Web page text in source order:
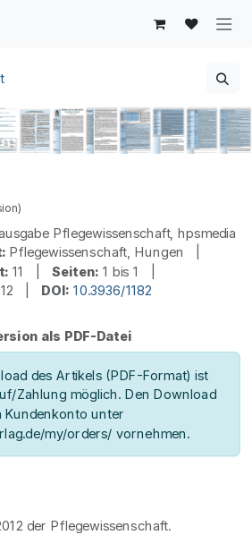
Pflegewissenschaft, hpsmedia
Pflegewissenschaft, Hungen |
11 |Seiten: 1 bis 1 |
| DOI: 10.3936/1182
als PDF-Datei
des Artikels (PDF-Format) ist
Zahlung möglich. Den Download
Kundenkonto unter
my/orders/ vornehmen.
der Pflegewissenschaft.